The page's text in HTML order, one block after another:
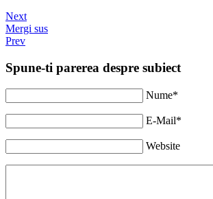
Next
Mergi sus
Prev
Spune-ti parerea despre subiect
Nume*
E-Mail*
Website